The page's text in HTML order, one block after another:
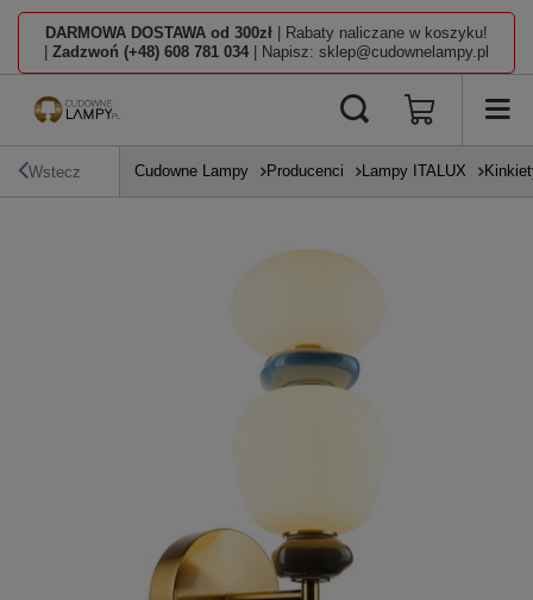
DARMOWA DOSTAWA od 300zł | Rabaty naliczane w koszyku!
Zadzwoń (+48) 608 781 034 | Napisz: sklep@cudownelampy.pl
Wstecz Cudowne Lampy Producenci Lampy ITALUX